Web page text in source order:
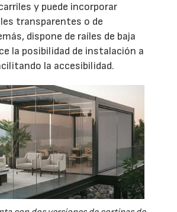
y puede incorporar
transparentes o de
dispone de raíles de baja
la posibilidad de instalación a
la accesibilidad.